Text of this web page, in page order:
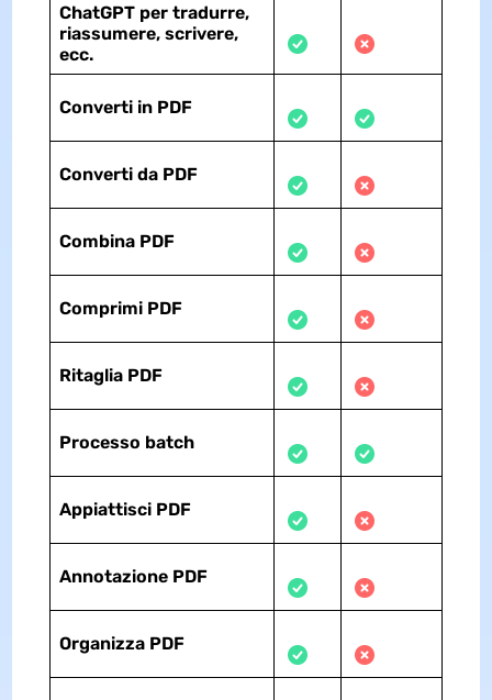
ChatGPT per tradurre,
riassumere, scrivere,
ecc.
Converti in PDF
Converti da PDF
Combina PDF
Comprimi PDF
Ritaglia PDF
Processo batch
Appiattisci PDF
Annotazione PDF
Organizza PDF